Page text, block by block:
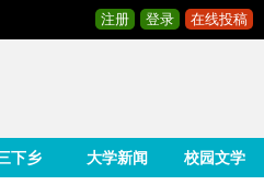
注册 登录 在线投稿
下乡 大学新闻 校园文学